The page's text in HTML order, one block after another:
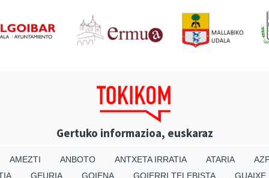
Gertuko informazioa, euskaraz
AMEZTI ANBOTO ANTXETA IRRATIA ATARIA
GEURIA GOIENA GOIERRI TELEBISTA GUAIXE